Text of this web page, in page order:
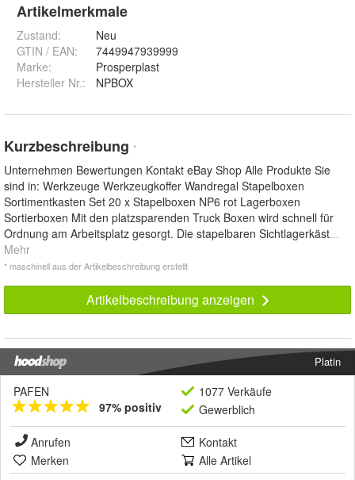
Artikelmerkmale
Zustand:
Neu
GTIN / EAN:
7449947939999
Marke:
Prosperplast
Hersteller Nr.:
NPBOX
Kurzbeschreibung *
Unternehmen Bewertungen Kontakt eBay Shop Alle Produkte Sie
sind in: Werkzeuge Werkzeugkoffer Wandregal Stapelboxen
Sortimentkasten Set 20 x Stapelboxen NP6 rot Lagerboxen
Sortierboxen Mit den platzsparenden Truck Boxen wird schnell für
Ordnung am Arbeitsplatz gesorgt. Die stapelbaren Sichtlagerkäst...
Mehr
* maschinell aus der Artikelbeschreibung erstellt
Artikelbeschreibung anzeigen
Platin
PAFEN
97% positiv
1077 Verkäufe
Gewerblich
Anrufen
Kontakt
Merken
Alle Artikel